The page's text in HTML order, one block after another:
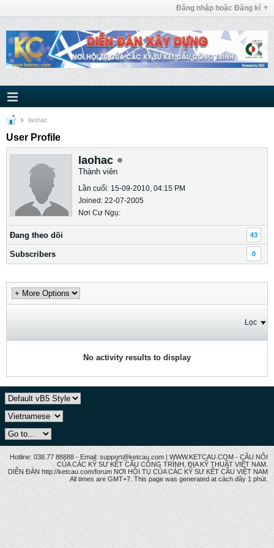
Đăng nhập hoặc Đăng kí
laohac
User Profile
laohac
Thành viên
Lần cuối: 15-09-2010, 04:15 PM
Joined: 22-07-2005
Nơi Cư Ngụ:
Ðang theo dõi 43
Subscribers 0
Lọc
No activity results to display
Hotline: 038.77 88888 - Email: support@ketcau.com | WWW.KETCAU.COM - CẦU NỐI
CỦA CÁC KỸ SƯ KẾT CẤU CÔNG TRÌNH, ĐỊA KỸ THUẬT VIỆT NAM.
DIỄN ĐÀN http://ketcau.com/forum NƠI HỘI TỤ CỦA CÁC KỸ SƯ KẾT CÂU VIỆT NAM
All times are GMT+7. This page was generated at cách đây 1 phút.